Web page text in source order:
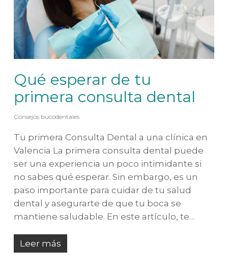
Qué esperar de tu
primera consulta dental
Consejos bucodentales
Tu primera Consulta Dental a una clínica en
Valencia La primera consulta dental puede
ser una experiencia un poco intimidante si
no sabes qué esperar. Sin embargo, es un
paso importante para cuidar de tu salud
dental y asegurarte de que tu boca se
mantiene saludable. En este artículo, te…
Leer más